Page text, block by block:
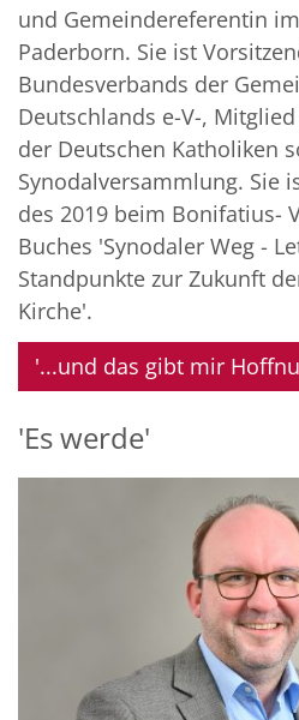
und Gemeindereferentin
Paderborn. Sie ist
Bundesverbands der
Deutschlands e-V-,
der Deutschen Katholiken
Synodalversammlung. Sie
des 2019 beim Bonifatius-
Buches 'Synodaler Weg -
Standpunkte zur Zukunft
Kirche'.
'...und das gibt mir
'Es werde'